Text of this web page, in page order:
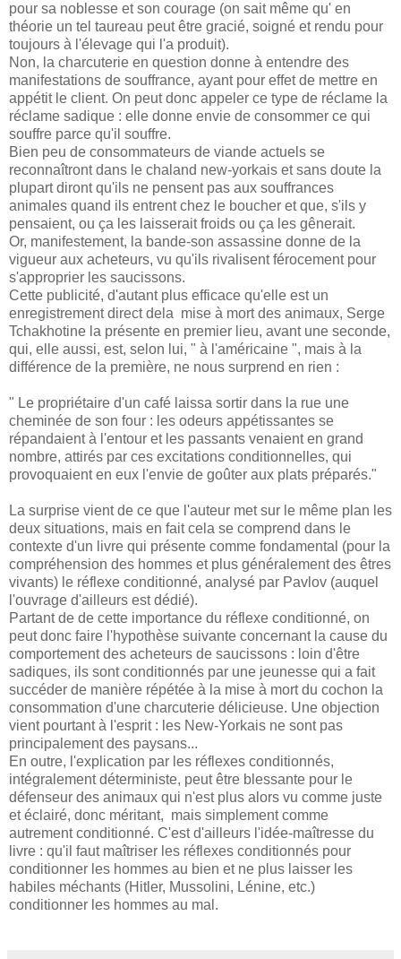
pour sa noblesse et son courage (on sait même qu' en
théorie un tel taureau peut être gracié, soigné et rendu pour
toujours à l'élevage qui l'a produit).
Non, la charcuterie en question donne à entendre des
manifestations de souffrance, ayant pour effet de mettre en
appétit le client. On peut donc appeler ce type de réclame la
réclame sadique : elle donne envie de consommer ce qui
souffre parce qu'il souffre.
Bien peu de consommateurs de viande actuels se
reconnaîtront dans le chaland new-yorkais et sans doute la
plupart diront qu'ils ne pensent pas aux souffrances
animales quand ils entrent chez le boucher et que, s'ils y
pensaient, ou ça les laisserait froids ou ça les gênerait.
Or, manifestement, la bande-son assassine donne de la
vigueur aux acheteurs, vu qu'ils rivalisent férocement pour
s'approprier les saucissons.
Cette publicité, d'autant plus efficace qu'elle est un
enregistrement direct dela mise à mort des animaux, Serge
Tchakhotine la présente en premier lieu, avant une seconde,
qui, elle aussi, est, selon lui, " à l'américaine ", mais à la
différence de la première, ne nous surprend en rien :
" Le propriétaire d'un café laissa sortir dans la rue une
cheminée de son four : les odeurs appétissantes se
répandaient à l'entour et les passants venaient en grand
nombre, attirés par ces excitations conditionnelles, qui
provoquaient en eux l'envie de goûter aux plats préparés."
La surprise vient de ce que l'auteur met sur le même plan les
deux situations, mais en fait cela se comprend dans le
contexte d'un livre qui présente comme fondamental (pour la
compréhension des hommes et plus généralement des êtres
vivants) le réflexe conditionné, analysé par Pavlov (auquel
l'ouvrage d'ailleurs est dédié).
Partant de de cette importance du réflexe conditionné, on
peut donc faire l'hypothèse suivante concernant la cause du
comportement des acheteurs de saucissons : loin d'être
sadiques, ils sont conditionnés par une jeunesse qui a fait
succéder de manière répétée à la mise à mort du cochon la
consommation d'une charcuterie délicieuse. Une objection
vient pourtant à l'esprit : les New-Yorkais ne sont pas
principalement des paysans...
En outre, l'explication par les réflexes conditionnés,
intégralement déterministe, peut être blessante pour le
défenseur des animaux qui n'est plus alors vu comme juste
et éclairé, donc méritant, mais simplement comme
autrement conditionné. C'est d'ailleurs l'idée-maîtresse du
livre : qu'il faut maîtriser les réflexes conditionnés pour
conditionner les hommes au bien et ne plus laisser les
habiles méchants (Hitler, Mussolini, Lénine, etc.)
conditionner les hommes au mal.